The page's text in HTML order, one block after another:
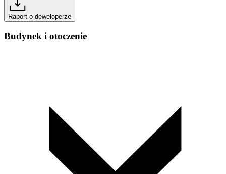
Raport o deweloperze
Budynek i otoczenie